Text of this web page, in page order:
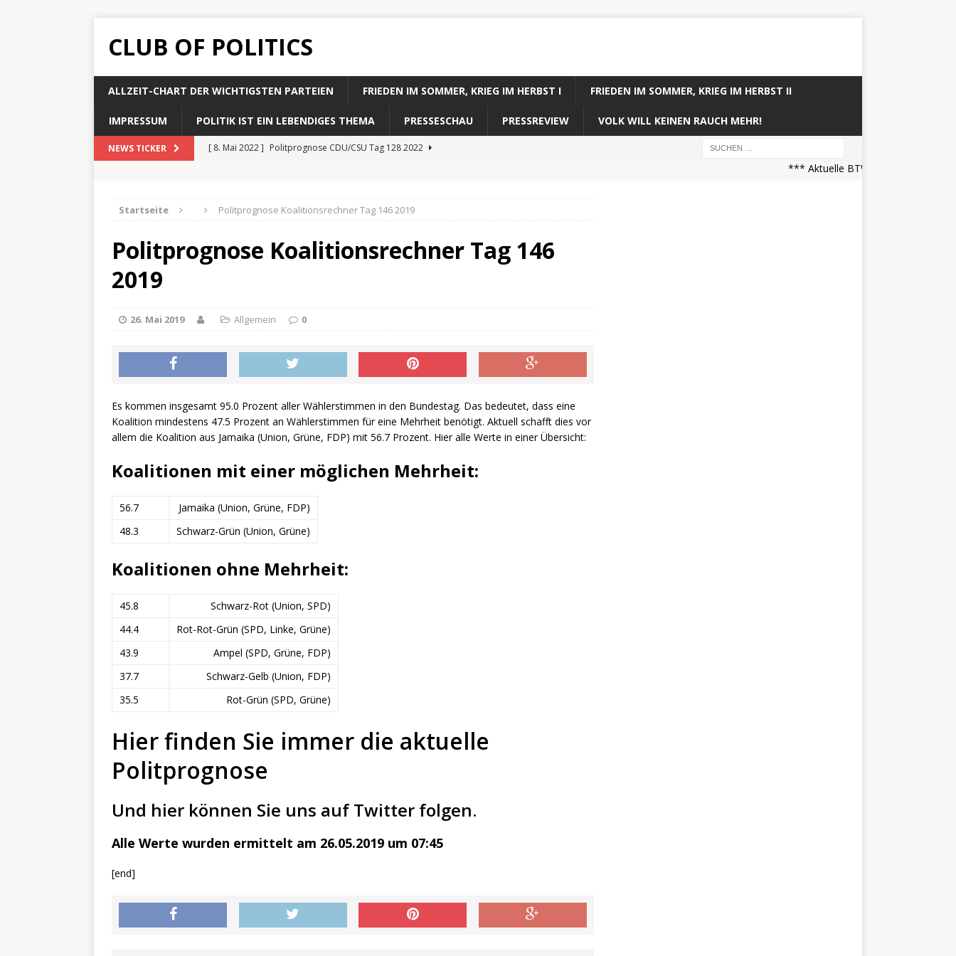
CLUB OF POLITICS
ALLZEIT-CHART DER WICHTIGSTEN PARTEIEN FRIEDEN IM SOMMER, KRIEG IM HERBST I FRIEDEN IM SOMMER, KRIEG IM HERBST II
IMPRESSUM POLITIK IST EIN LEBENDIGES THEMA PRESSESCHAU PRESSREVIEW VOLK WILL KEINEN RAUCH MEHR!
NEWS TICKER [ 8. Mai 2022 ] Politprognose CDU/CSU Tag 128 2022
[ 8. Mai 2022 ]
Politprognose Koalitionsrechner Tag 128 2022
*** Aktuelle BTW21 Prognose
Startseite Politprognose Koalitionsrechner Tag 146 2019
Politprognose Koalitionsrechner Tag 146
2019
26. Mai 2019 Allgemein 0
Es kommen insgesamt 95.0 Prozent aller Wählerstimmen in den Bundestag. Das bedeutet, dass eine
Koalition mindestens 47.5 Prozent an Wählerstimmen für eine Mehrheit benötigt. Aktuell schafft dies vor
allem die Koalition aus Jamaika (Union, Grüne, FDP) mit 56.7 Prozent. Hier alle Werte in einer Übersicht:
Koalitionen mit einer möglichen Mehrheit:
56.7
Jamaika (Union, Grüne, FDP)
48.3
Schwarz-Grün (Union, Grüne)
Koalitionen ohne Mehrheit:
45.8
Schwarz-Rot (Union, SPD)
44.4
Rot-Rot-Grün (SPD, Linke, Grüne)
43.9
Ampel (SPD, Grüne, FDP)
37.7
Schwarz-Gelb (Union, FDP)
35.5
Rot-Grün (SPD, Grüne)
Hier finden Sie immer die aktuelle
Politprognose
Und hier können Sie uns auf Twitter folgen.
Alle Werte wurden ermittelt am 26.05.2019 um 07:45
[end]